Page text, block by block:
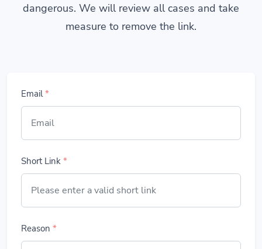
dangerous. We will review all cases and take
measure to remove the link.
Email*
Short Link *
Reason *